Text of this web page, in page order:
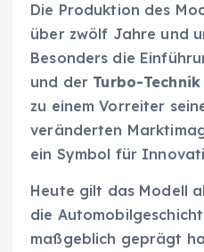
Die Produktion des
über zwölf Jahre und
Besonders die
und der Turbo-Technik
zu einem Vorreiter
veränderten
ein Symbol für
Heute gilt das Modell
die
maßgeblich geprägt